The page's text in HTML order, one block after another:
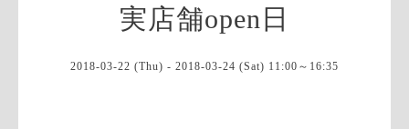
実店舗open日
2018-03-22 (Thu) - 2018-03-24 (Sat) 11:00～16:35